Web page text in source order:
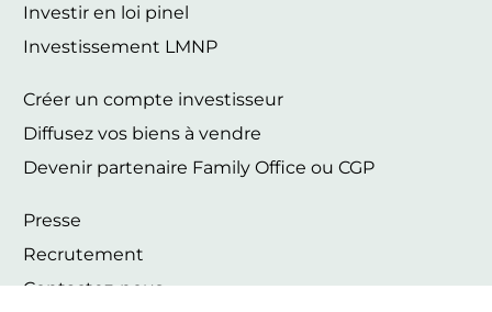
Investir en loi pinel
Investissement LMNP
Créer un compte investisseur
Diffusez vos biens à vendre
Devenir partenaire Family Office ou CGP
Presse
Recrutement
Contactez-nous